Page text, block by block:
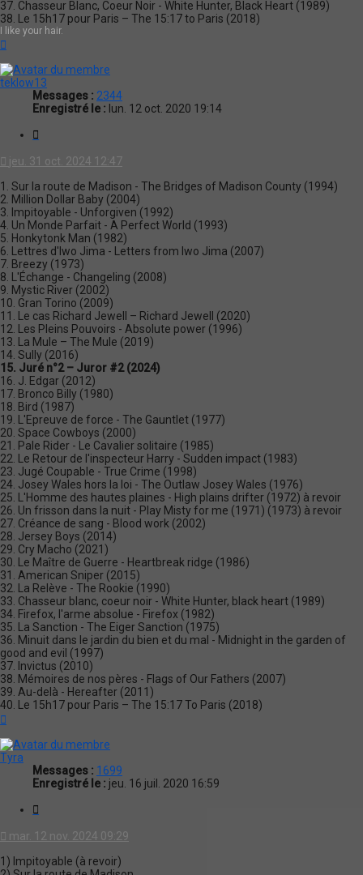
37. Chasseur Blanc, Coeur Noir - White Hunter, Black Heart (1989)
38. Le 15h17 pour Paris – The 15:17 to Paris (2018)
I like your hair.
teklow13
Messages : 2344
Enregistré le : lun. 12 oct. 2020 19:14
jeu. 31 oct. 2024 12:47
1. Sur la route de Madison - The Bridges of Madison County (1994)
2. Million Dollar Baby (2004)
3. Impitoyable - Unforgiven (1992)
4. Un Monde Parfait - A Perfect World (1993)
5. Honkytonk Man (1982)
6. Lettres d'Iwo Jima - Letters from Iwo Jima (2007)
7. Breezy (1973)
8. L'Échange - Changeling (2008)
9. Mystic River (2002)
10. Gran Torino (2009)
11. Le cas Richard Jewell – Richard Jewell (2020)
12. Les Pleins Pouvoirs - Absolute power (1996)
13. La Mule – The Mule (2019)
14. Sully (2016)
15. Juré n°2 – Juror #2 (2024)
16. J. Edgar (2012)
17. Bronco Billy (1980)
18. Bird (1987)
19. L'Epreuve de force - The Gauntlet (1977)
20. Space Cowboys (2000)
21. Pale Rider - Le Cavalier solitaire (1985)
22. Le Retour de l'inspecteur Harry - Sudden impact (1983)
23. Jugé Coupable - True Crime (1998)
24. Josey Wales hors la loi - The Outlaw Josey Wales (1976)
25. L'Homme des hautes plaines - High plains drifter (1972) à revoir
26. Un frisson dans la nuit - Play Misty for me (1971) (1973) à revoir
27. Créance de sang - Blood work (2002)
28. Jersey Boys (2014)
29. Cry Macho (2021)
30. Le Maître de Guerre - Heartbreak ridge (1986)
31. American Sniper (2015)
32. La Relève - The Rookie (1990)
33. Chasseur blanc, coeur noir - White Hunter, black heart (1989)
34. Firefox, l'arme absolue - Firefox (1982)
35. La Sanction - The Eiger Sanction (1975)
36. Minuit dans le jardin du bien et du mal - Midnight in the garden of
good and evil (1997)
37. Invictus (2010)
38. Mémoires de nos pères - Flags of Our Fathers (2007)
39. Au-delà - Hereafter (2011)
40. Le 15h17 pour Paris – The 15:17 To Paris (2018)
Tyra
Messages : 1699
Enregistré le : jeu. 16 juil. 2020 16:59
mar. 12 nov. 2024 09:29
1) Impitoyable (à revoir)